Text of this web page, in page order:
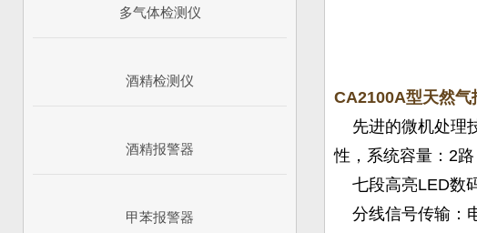
多气体检测仪
酒精检测仪
酒精报警器
甲苯报警器
CA2100A型天然气
先进的微机处理
性，系统容量：2路
七段高亮LED数
分线信号传输：